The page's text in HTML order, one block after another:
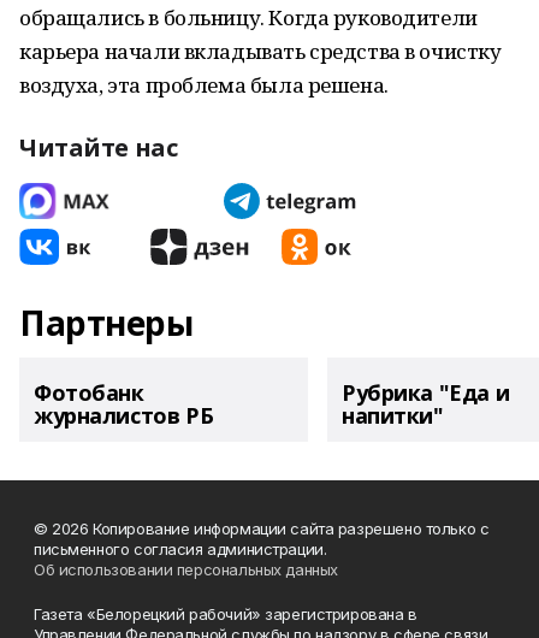
обращались в больницу. Когда руководители
карьера начали вкладывать средства в очистку
воздуха, эта проблема была решена.
Читайте нас
Партнеры
Фотобанк
журналистов РБ
Рубрика "Еда и
напитки"
© 2026 Копирование информации сайта разрешено только с
письменного согласия администрации.
Об использовании персональных данных
Газета «Белорецкий рабочий» зарегистрирована в